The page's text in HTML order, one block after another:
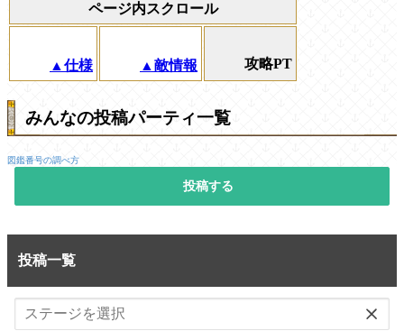
ページ内スクロール
▲仕様 ▲敵情報 攻略PT
みんなの投稿パーティ一覧